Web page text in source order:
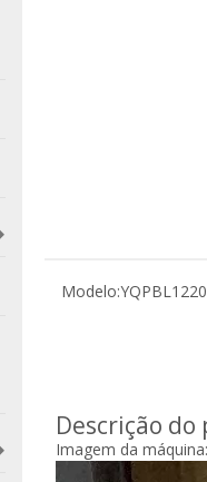
Modelo:
Descrição
Imagem da máquina: